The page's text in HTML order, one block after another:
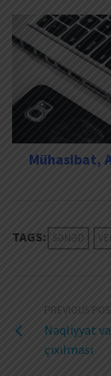
Mühasibat,
TAGS: SƏNƏD
PREVIOUS
Nəqliyyat
çıxılması